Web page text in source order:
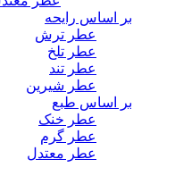
بر اساس رایحه
عطر ترش
عطر تلخ
عطر تند
عطر شیرین
بر اساس طبع
عطر خنک
عطر گرم
عطر معتدل